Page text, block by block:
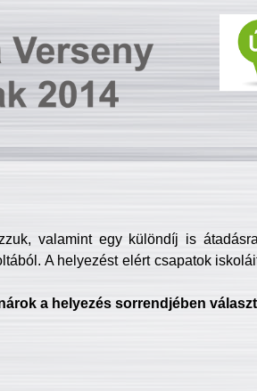
valamint egy különdíj is
A helyezést elért csapatok
a helyezés sorrendjében